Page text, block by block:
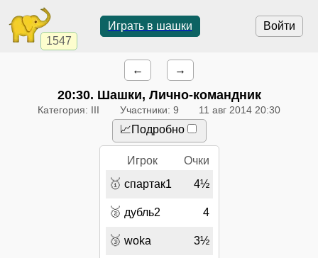
1547
Войти
Играть в шашки
← →
20:30. Шашки, Лично-командник
Категория: III Участники: 9 11 авг 2014 20:30
📈Подробно
Игрок Очки
🥇 спартак1 4½
🥈 дубль2 4
🥉 woka 3½